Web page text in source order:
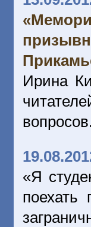
Ирина
«Я